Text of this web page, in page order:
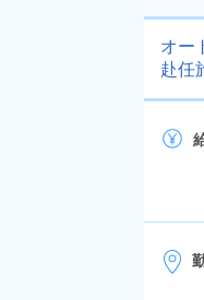
オー
赴任